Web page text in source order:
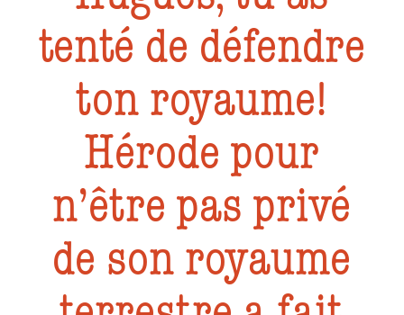
tenté de défendre
ton royaume!
Hérode pour
n’être pas privé
de son royaume